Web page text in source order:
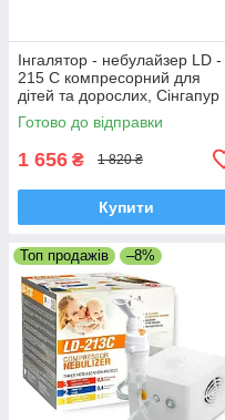
Інгалятор - небулайзер LD -
215 C компресорний для
дітей та дорослих, Сінгапур
Готово до відправки
1 656 ₴ 1 820 ₴
Купити
Топ продажів –8%